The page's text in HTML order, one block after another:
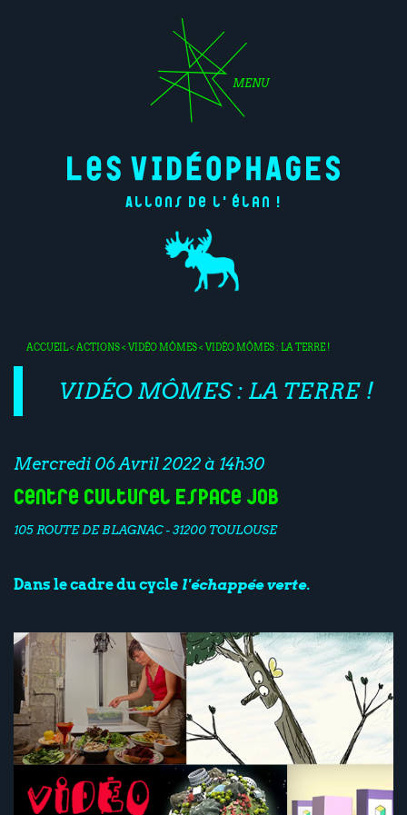
MENU
Allons de l'élan !
ACCUEIL<ACTIONS<VIDÉO MÔMES< VIDÉO MÔMES : LA TERRE !
VIDÉO MÔMES : LA TERRE !
Mercredi 06 Avril 2022 à 14h30
Centre culturel Espace Job
105 ROUTE DE BLAGNAC - 31200 TOULOUSE
Dans le cadre du cycle l'échappée verte.